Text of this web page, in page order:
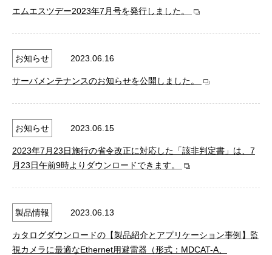
エムエスツデー2023年7月号を発行しました。
お知らせ 2023.06.16
サーバメンテナンスのお知らせを公開しました。
お知らせ 2023.06.15
2023年7月23日施行の省令改正に対応した「該非判定書」は、7
月23日午前9時よりダウンロードできます。
製品情報 2023.06.13
カタログダウンロードの【製品紹介とアプリケーション事例】監
視カメラに最適なEthernet用避雷器（形式：MDCAT-A、